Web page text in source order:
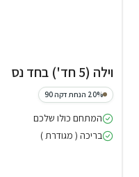
וילה (5 חד') בחד נס
20% הנחת דקה 90
המתחם כולו שלכם
בריכה ( מגודרת )